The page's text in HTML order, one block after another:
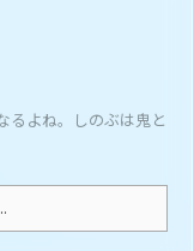
るよね。しのぶは鬼と